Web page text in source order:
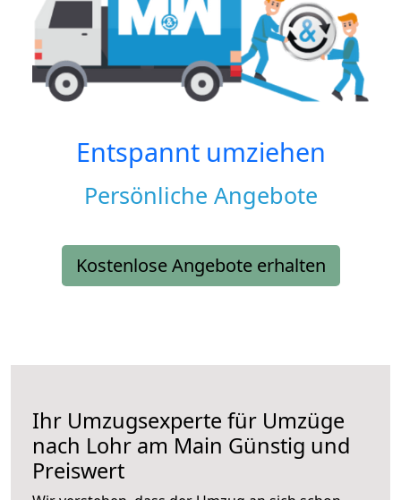
Entspannt umziehen
Persönliche Angebote
Kostenlose Angebote erhalten
Ihr Umzugsexperte für Umzüge
nach Lohr am Main Günstig und
Preiswert